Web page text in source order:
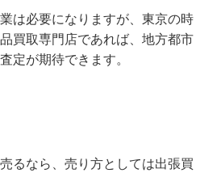
は必要になりますが、東京の時
買取専門店であれば、地方都市
定が期待できます。
るなら、売り方としては出張買